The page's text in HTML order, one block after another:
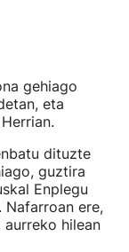
gehiago
eta
dituzte
guztira
Enplegu
Nafarroan ere,
hilean